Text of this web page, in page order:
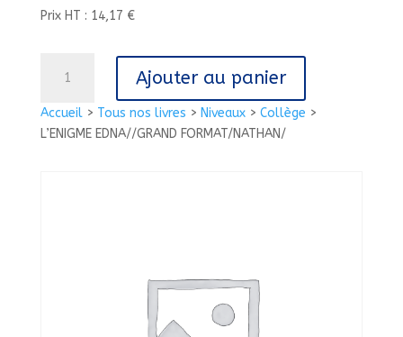
Accueil> Tous nos livres > Niveaux> Collège >
L’ENIGME EDNA//GRAND FORMAT/NATHAN/
Prix HT : 14,17 €
L'ENIGME
EDNA//GRAND
Ajouter au panier